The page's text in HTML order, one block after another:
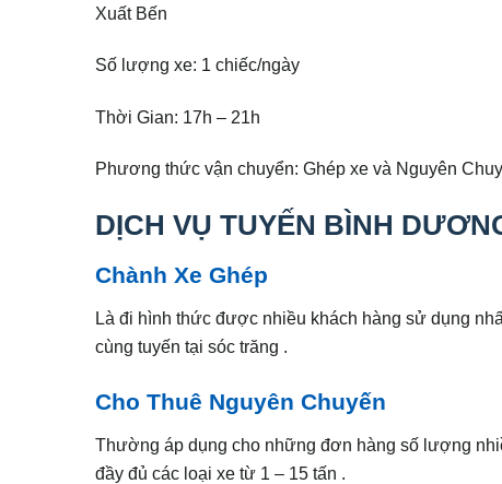
Xuất Bến
Số lượng xe: 1 chiếc/ngày
Thời Gian: 17h – 21h
Phương thức vận chuyển: Ghép xe và Nguyên
DỊCH VỤ TUYẾN BÌNH
Chành Xe Ghép
Là đi hình thức được nhiều khách hàng sử dụng
cùng tuyến tại sóc trăng .
Cho Thuê Nguyên Chuyến
Thường áp dụng cho những đơn hàng số lượng
đầy đủ các loại xe từ 1 – 15 tấn .